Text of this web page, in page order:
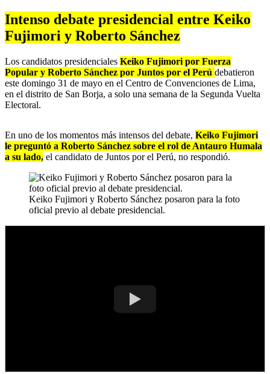
Intenso debate presidencial entre Keiko
Fujimori y Roberto Sánchez
Los candidatos presidenciales Keiko Fujimori por Fuerza
Popular y Roberto Sánchez por Juntos por el Perú debatieron
este domingo 31 de mayo en el Centro de Convenciones de Lima,
en el distrito de San Borja, a solo una semana de la Segunda Vuelta
Electoral.
En uno de los momentos más intensos del debate, Keiko Fujimori
le preguntó a Roberto Sánchez sobre el rol de Antauro Humala
a su lado, el candidato de Juntos por el Perú, no respondió.
Keiko Fujimori y Roberto Sánchez posaron para la foto
oficial previo al debate presidencial.